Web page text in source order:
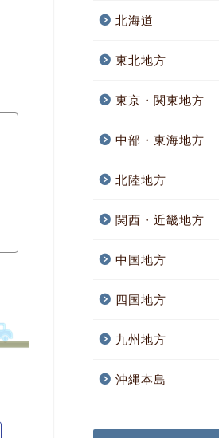
北海道
東北地方
東京・関東地方
中部・東海地方
北陸地方
関西・近畿地方
中国地方
四国地方
九州地方
沖縄本島